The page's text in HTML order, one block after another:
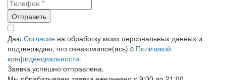
Отправить
Даю Согласие на обработку моих персональных данных и
подтверждаю, что ознакомился(ась) c Политикой
конфиденциальности.
Заявка успешно отправлена.